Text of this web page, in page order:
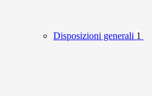
Disposizioni generali 1